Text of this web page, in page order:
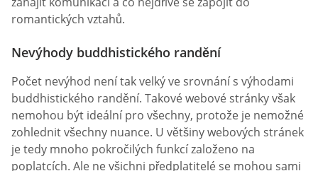
romantických vztahů.
Nevýhody buddhistického randění
Počet nevýhod není tak velký ve srovnání s výhodami
buddhistického randění. Takové webové stránky však
nemohou být ideální pro všechny, protože je nemožné
zohlednit všechny nuance. U většiny webových stránek
je tedy mnoho pokročilých funkcí založeno na
poplatcích. Ale ne všichni předplatitelé se mohou sami